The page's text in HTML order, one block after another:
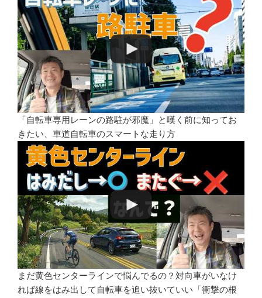
「自転車専用レーンの路駐が邪魔」と嘆く前に知ってお
きたい、車道自転車のスマートな走り方
まだ黄色センターラインで悩んでるの？対向車がいなけ
れば線をはみ出して自転車を追い抜いていい「衝撃の根